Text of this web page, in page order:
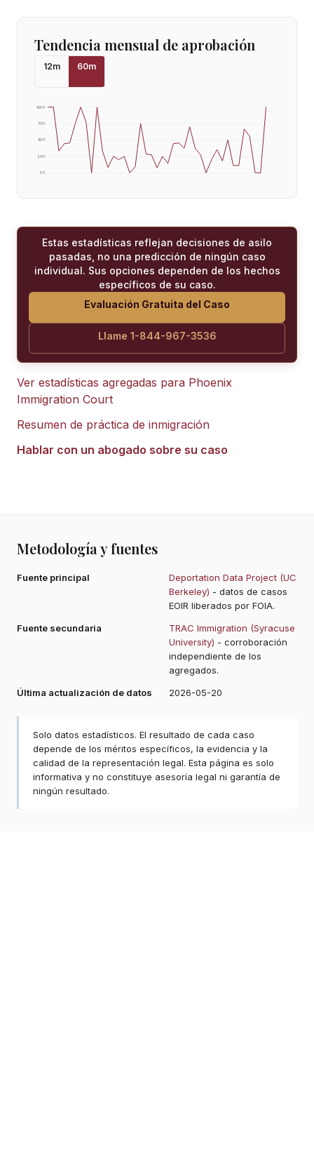
Tendencia mensual de aprobación
12m 60m
0%
25%
50%
75%
100%
Estas estadísticas reflejan decisiones de asilo
pasadas, no una predicción de ningún caso
individual. Sus opciones dependen de los hechos
específicos de su caso.
Evaluación Gratuita del Caso
Llame 1-844-967-3536
Ver estadísticas agregadas para Phoenix
Immigration Court
Resumen de práctica de inmigración
Hablar con un abogado sobre su caso
Metodología y fuentes
Fuente principal
Deportation Data Project (UC
Berkeley) - datos de casos
EOIR liberados por FOIA.
Fuente secundaria
TRAC Immigration (Syracuse
University) - corroboración
independiente de los
agregados.
Última actualización de datos
2026-05-20
Solo datos estadísticos. El resultado de cada caso
depende de los méritos específicos, la evidencia y la
calidad de la representación legal. Esta página es solo
informativa y no constituye asesoría legal ni garantía de
ningún resultado.